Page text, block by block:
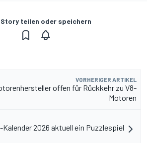
Story teilen oder speichern
VORHERIGER ARTIKEL
offen für Rückkehr zu V8-
Motoren
Kalender 2026 aktuell ein Puzzlespiel